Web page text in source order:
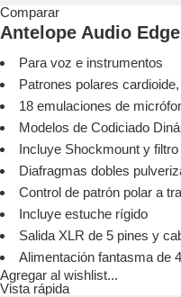
Comparar
Antelope Audio
Para voz e instrumentos
Patrones polares
18 emulaciones de
Modelos de Codiciado
Incluye Shockmount y filtro
Diafragmas dobles
Control de patrón polar a
Incluye estuche rígido
Salida XLR de 5 pines y
Alimentación fantasma de
Agregar al wishlist...
Vista rápida